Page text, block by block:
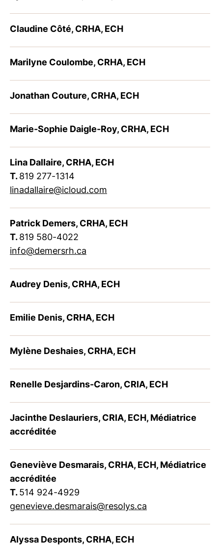
Claudine Côté, CRHA, ECH
Marilyne Coulombe, CRHA, ECH
Jonathan Couture, CRHA, ECH
Marie-Sophie Daigle-Roy, CRHA, ECH
Lina Dallaire, CRHA, ECH
T.819 277-1314
linadallaire@icloud.com
Patrick Demers, CRHA, ECH
T.819 580-4022
info@demersrh.ca
Audrey Denis, CRHA, ECH
Emilie Denis, CRHA, ECH
Mylène Deshaies, CRHA, ECH
Renelle Desjardins-Caron, CRIA, ECH
Jacinthe Deslauriers, CRIA, ECH, Médiatrice
accréditée
Geneviève Desmarais, CRHA, ECH, Médiatrice
accréditée
T.514 924-4929
genevieve.desmarais@resolys.ca
Alyssa Desponts, CRHA, ECH